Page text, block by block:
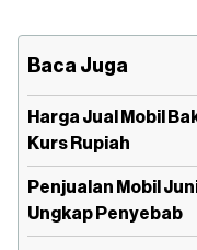
Baca Juga
Harga Jual Mobil
Kurs Rupiah
Penjualan Mobil
Ungkap Penyebab